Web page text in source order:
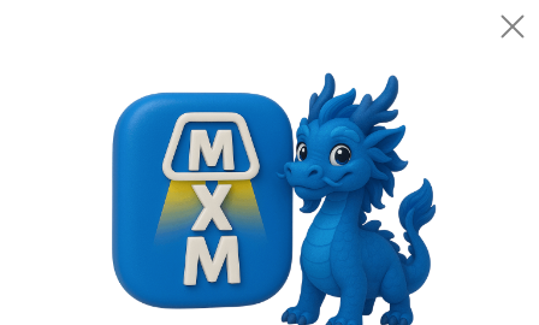
Открыть
Категории Светильники
Люстры